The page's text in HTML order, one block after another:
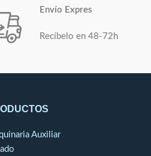
capacidad de volumen y máxima
resistencia. Antigoteo.Posibilidad de
hacer la fabricación a medida según
Envío Expres
Recíbelo en 48-72h
Auxiliar